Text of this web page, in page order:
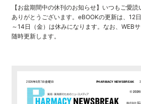
【お盆期間中の休刊のお知らせ】いつもご愛読
ありがとうございます。eBOOKの更新は、12日
～14日（金）は休みになります。なお、WEB
随時更新します。